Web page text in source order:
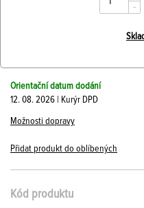
-
Orientační datum dodání
12. 08. 2026 | Kurýr DPD
Možnosti dopravy
Přidat produkt do oblíbených
Kód produktu